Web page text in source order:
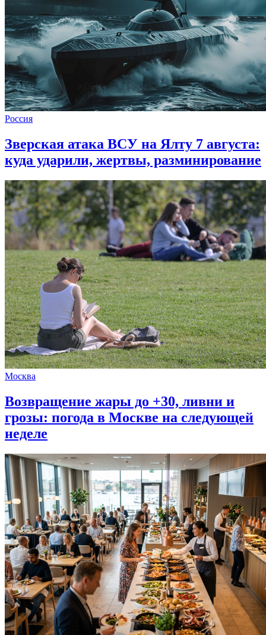
Россия
Зверская атака ВСУ на Ялту 7 августа:
куда ударили, жертвы, разминирование
Москва
Возвращение жары до +30, ливни и
грозы: погода в Москве на следующей
неделе